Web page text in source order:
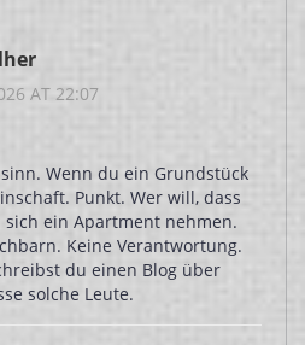
AT 22:07
Wenn du ein Grundstück
Punkt. Wer will, dass
ein Apartment nehmen.
Keine Verantwortung.
du einen Blog über
solche Leute.